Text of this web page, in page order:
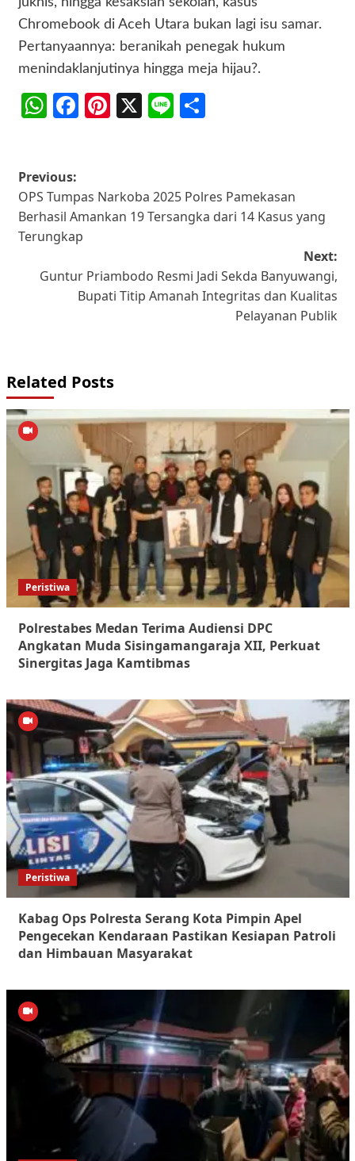
Chromebook di Aceh Utara bukan lagi isu samar.
Pertanyaannya: beranikah penegak hukum
menindaklanjutinya hingga meja hijau?.
WhatsApp
Facebook
Pinterest
X Line
Post
navigation
Previous:
OPS Tumpas Narkoba 2025 Polres Pamekasan
Berhasil Amankan 19 Tersangka dari 14 Kasus yang
Terungkap
Next:
Guntur Priambodo Resmi Jadi Sekda Banyuwangi,
Bupati Titip Amanah Integritas dan Kualitas
Pelayanan Publik
Related Posts
Peristiwa
Polrestabes Medan Terima Audiensi DPC
Angkatan Muda Sisingamangaraja XII, Perkuat
Sinergitas Jaga Kamtibmas
Peristiwa
Kabag Ops Polresta Serang Kota Pimpin Apel
Pengecekan Kendaraan Pastikan Kesiapan Patroli
dan Himbauan Masyarakat